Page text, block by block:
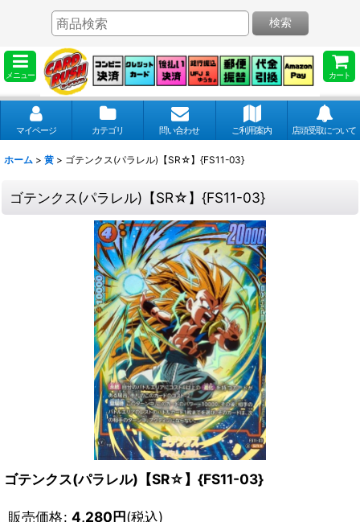
メニュー カート
検索
マイページ カテゴリ 問い合わせ ご利用案内 店頭受取について
ホーム > 黄 > ゴテンクス(パラレル)【SR☆】{FS11-03}
ゴテンクス(パラレル)【SR☆】{FS11-03}
ゴテンクス(パラレル)【SR☆】{FS11-03}
販売価格: 4,280円(税込)